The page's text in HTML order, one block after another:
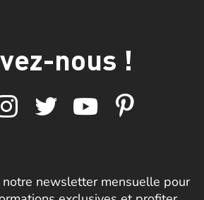
nous !
newsletter mensuelle pour